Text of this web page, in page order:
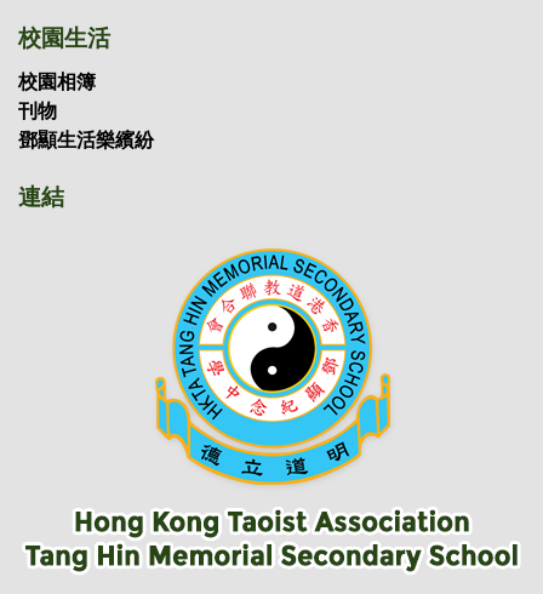
校園生活
校園相簿
刊物
鄧顯生活樂繽紛
連結